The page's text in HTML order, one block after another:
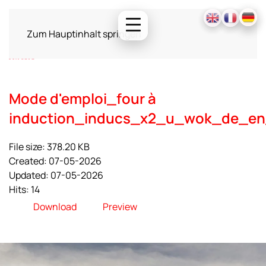
Zum Hauptinhalt springen
Mode d'emploi_four à
File size: 378.20 KB
Created: 07-05-2026
Updated: 07-05-2026
Hits: 14
Download
Preview